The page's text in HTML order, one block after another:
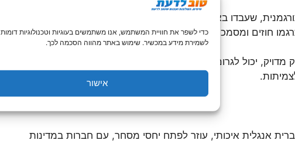
כדי לשפר את חוויית המשתמש, אנו משתמשים בעוגיות וטכנולוגיות דומות
לשמירת מידע במכשיר. שימוש באתר מהווה הסכמה לכך.
אישור
שעבדו בארצות הברית כעורכי דין, או רכשו בארצות הברית את
חוזים ומסמכים משפטיים, שמיועדים לארצות הברית.
מדויק, יכול לגרום לא רק לנזק כספי, אלא גם לתקופת מאסר, או
אנגלית איכותי, עוזר לפתח יחסי מסחר, עם חברות במדינות